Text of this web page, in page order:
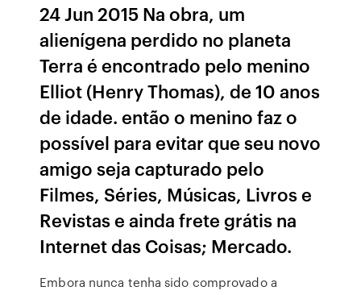
24 Jun 2015 Na obra, um
alienígena perdido no planeta
Terra é encontrado pelo menino
Elliot (Henry Thomas), de 10 anos
de idade. então o menino faz o
possível para evitar que seu novo
amigo seja capturado pelo
Filmes, Séries, Músicas, Livros e
Revistas e ainda frete grátis na
Internet das Coisas; Mercado.
Embora nunca tenha sido comprovado a